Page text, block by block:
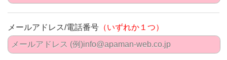
メールアドレス/電話番号 （いずれか１つ）